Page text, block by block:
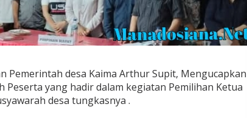
Pemerintah desa Kaima Arthur Supit, Mengucapkan
Peserta yang hadir dalam kegiatan Pemilihan Ketua
desa tungkasnya .